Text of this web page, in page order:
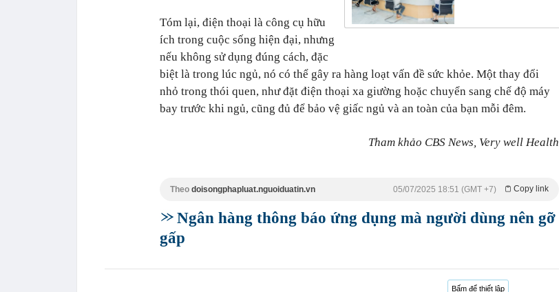
Tóm lại, điện thoại là công cụ hữu
ích trong cuộc sống hiện đại, nhưng
nếu không sử dụng đúng cách, đặc
biệt là trong lúc ngủ, nó có thể gây ra hàng loạt vấn đề sức khỏe. Một thay đổi
nhỏ trong thói quen, như đặt điện thoại xa giường hoặc chuyển sang chế độ máy
bay trước khi ngủ, cũng đủ để bảo vệ giấc ngủ và an toàn của bạn mỗi đêm.
Tham khảo CBS News, Very well Health
Theo doisongphapluat.nguoiduatin.vn Copy link
05/07/2025 18:51 (GMT +7)
Ngân hàng thông báo ứng dụng mà người dùng nên gỡ
gấp
Bấm để thiết lập